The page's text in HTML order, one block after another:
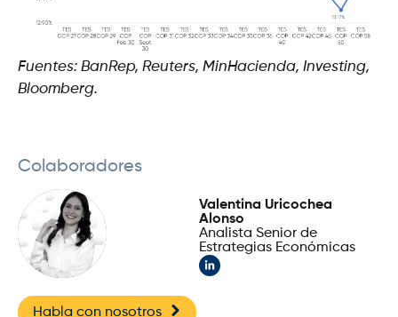
Fuentes: BanRep, Reuters, MinHacienda, Investing,
Bloomberg.
Colaboradores
Valentina Uricochea
Alonso
Analista Senior de
Estrategias Económicas
Habla con nosotros